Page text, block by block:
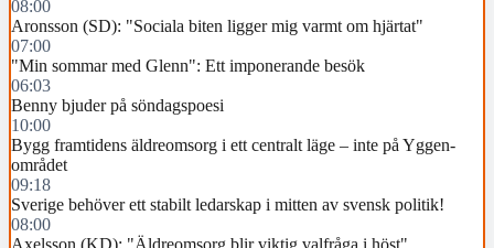
08:00
Aronsson (SD): "Sociala biten ligger mig varmt om hjärtat"
07:00
"Min sommar med Glenn": Ett imponerande besök
06:03
Benny bjuder på söndagspoesi
10:00
Bygg framtidens äldreomsorg i ett centralt läge – inte på Yggen-
området
09:18
Sverige behöver ett stabilt ledarskap i mitten av svensk politik!
08:00
Axelsson (KD): "Äldreomsorg blir viktig valfråga i höst"